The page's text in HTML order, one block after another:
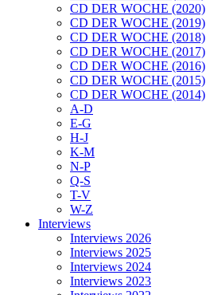
CD DER WOCHE (2020)
CD DER WOCHE (2019)
CD DER WOCHE (2018)
CD DER WOCHE (2017)
CD DER WOCHE (2016)
CD DER WOCHE (2015)
CD DER WOCHE (2014)
A-D
E-G
H-J
K-M
N-P
Q-S
T-V
W-Z
Interviews
Interviews 2026
Interviews 2025
Interviews 2024
Interviews 2023